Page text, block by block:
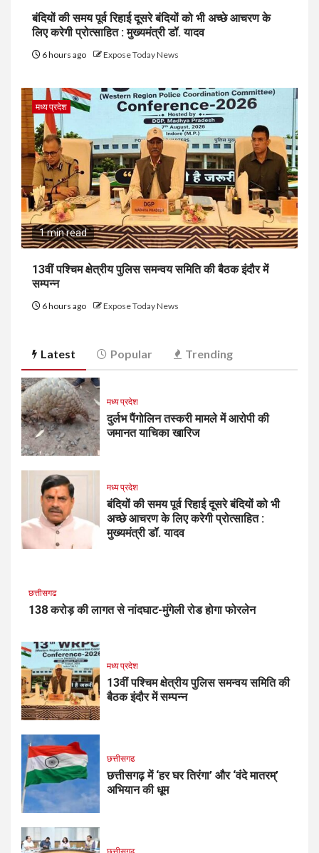
बंदियों की समय पूर्व रिहाई दूसरे बंदियों को भी अच्छे आचरण के
लिए करेगी प्रोत्साहित : मुख्यमंत्री डॉ. यादव
6 hours ago Expose Today News
मध्य प्रदेश
1 min read
13वीं पश्चिम क्षेत्रीय पुलिस समन्वय समिति की बैठक इंदौर में
सम्पन्न
6 hours ago Expose Today News
Latest Popular Trending
मध्य प्रदेश
दुर्लभ पैंगोलिन तस्करी मामले में आरोपी की
जमानत याचिका खारिज
मध्य प्रदेश
बंदियों की समय पूर्व रिहाई दूसरे बंदियों को भी
अच्छे आचरण के लिए करेगी प्रोत्साहित :
मुख्यमंत्री डॉ. यादव
छत्तीसगढ
138 करोड़ की लागत से नांदघाट-मुंगेली रोड होगा फोरलेन
मध्य प्रदेश
13वीं पश्चिम क्षेत्रीय पुलिस समन्वय समिति की
बैठक इंदौर में सम्पन्न
छत्तीसगढ
छत्तीसगढ़ में ‘हर घर तिरंगा’ और ‘वंदे मातरम्’
अभियान की धूम